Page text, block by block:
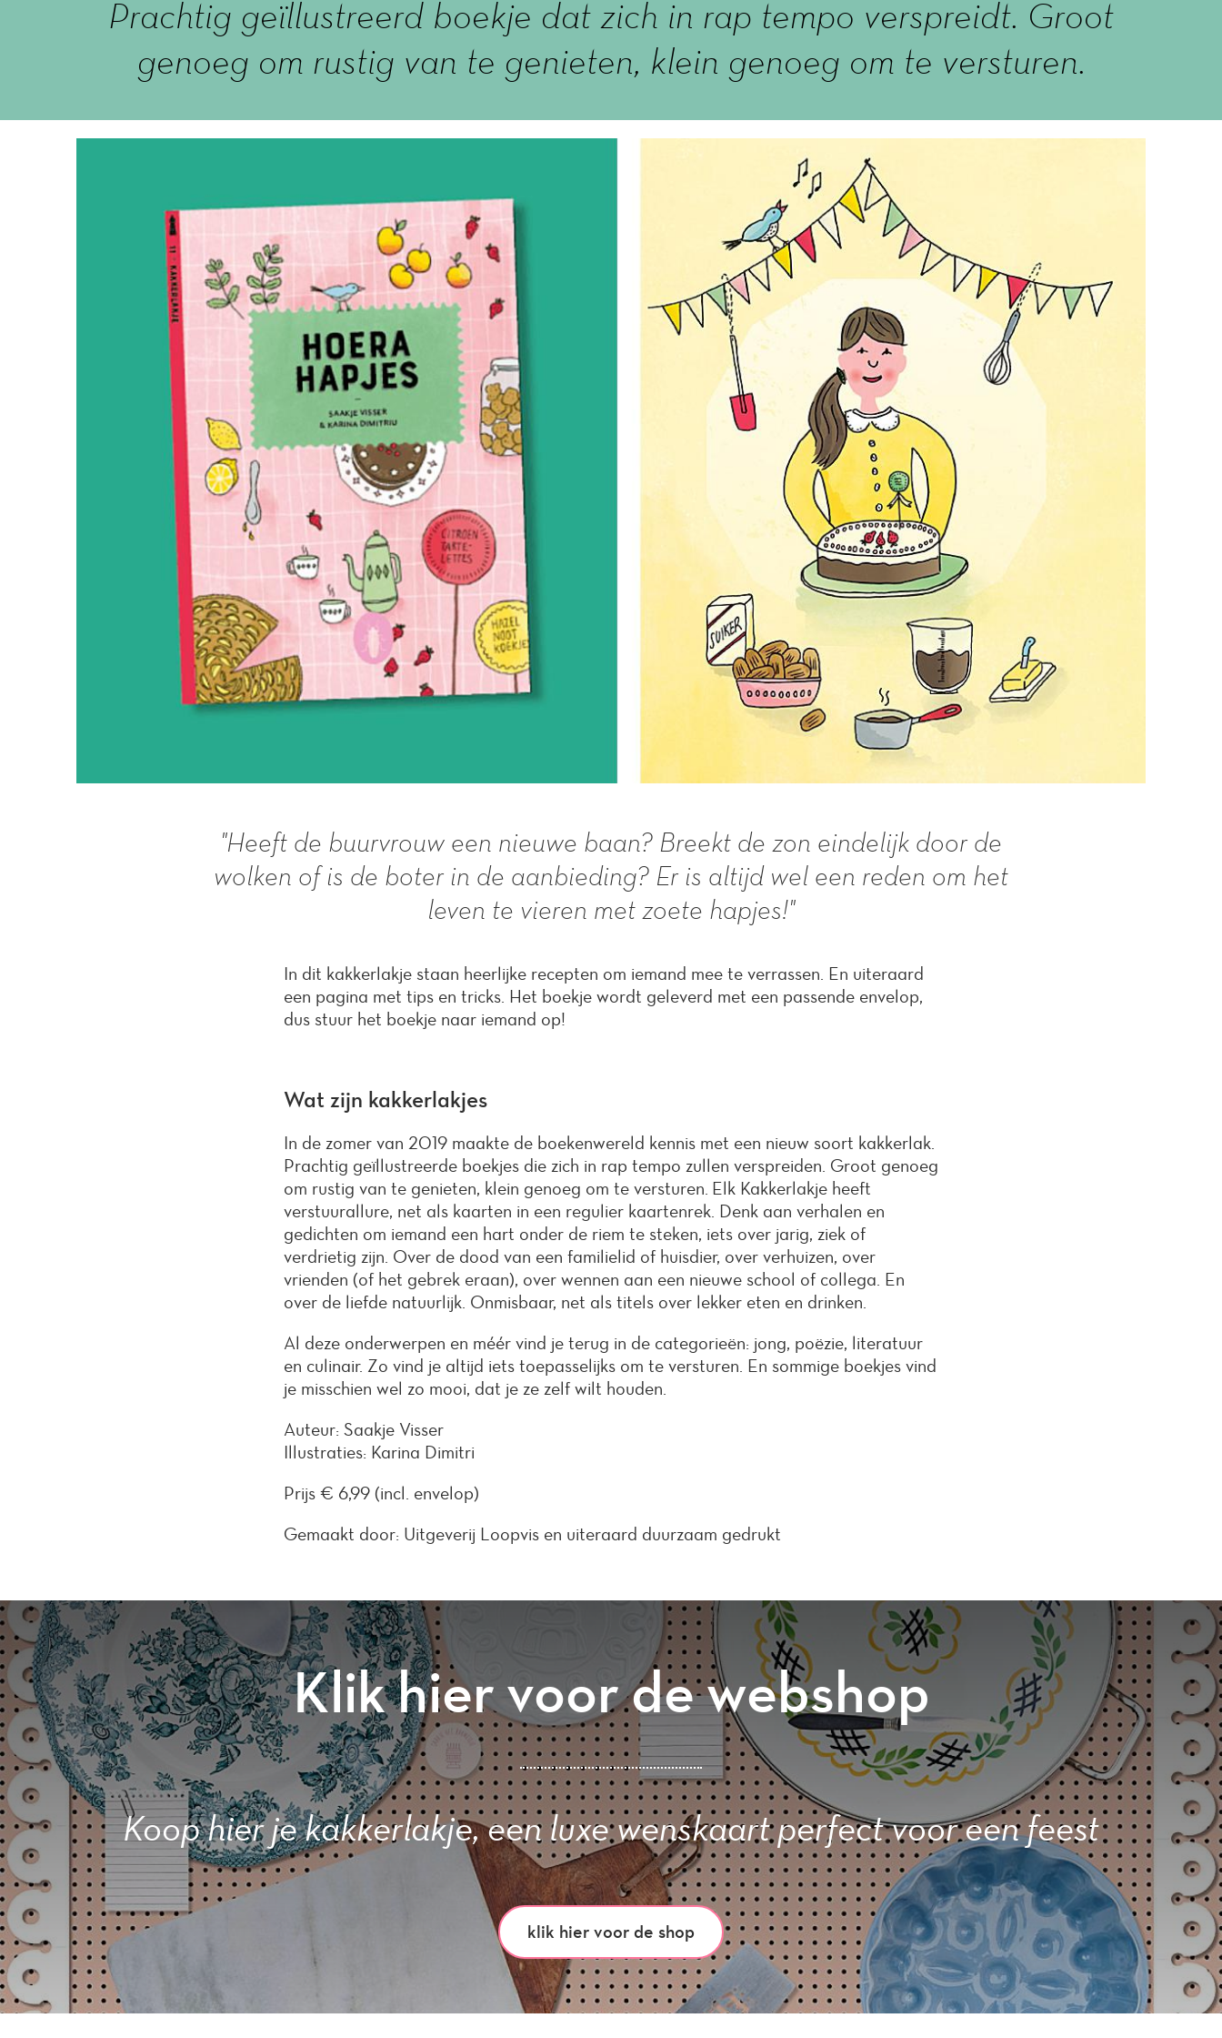
Prachtig geïllustreerd boekje dat zich in rap tempo verspreidt. Groot
genoeg om rustig van te genieten, klein genoeg om te versturen.
"Heeft de buurvrouw een nieuwe baan? Breekt de zon eindelijk door de
wolken of is de boter in de aanbieding? Er is altijd wel een reden om het
leven te vieren met zoete hapjes!"
In dit kakkerlakje staan heerlijke recepten om iemand mee te verrassen. En uiteraard
een pagina met tips en tricks. Het boekje wordt geleverd met een passende envelop,
dus stuur het boekje naar iemand op!
Wat zijn kakkerlakjes
In de zomer van 2019 maakte de boekenwereld kennis met een nieuw soort kakkerlak.
Prachtig geïllustreerde boekjes die zich in rap tempo zullen verspreiden. Groot genoeg
om rustig van te genieten, klein genoeg om te versturen. Elk Kakkerlakje heeft
verstuurallure, net als kaarten in een regulier kaartenrek. Denk aan verhalen en
gedichten om iemand een hart onder de riem te steken, iets over jarig, ziek of
verdrietig zijn. Over de dood van een familielid of huisdier, over verhuizen, over
vrienden (of het gebrek eraan), over wennen aan een nieuwe school of collega. En
over de liefde natuurlijk. Onmisbaar, net als titels over lekker eten en drinken.
Al deze onderwerpen en méér vind je terug in de categorieën: jong, poëzie, literatuur
en culinair. Zo vind je altijd iets toepasselijks om te versturen. En sommige boekjes vind
je misschien wel zo mooi, dat je ze zelf wilt houden.
Auteur: Saakje Visser
Illustraties: Karina Dimitri
Prijs € 6,99 (incl. envelop)
Gemaakt door: Uitgeverij Loopvis en uiteraard duurzaam gedrukt
Klik hier voor de webshop
Koop hier je kakkerlakje, een luxe wenskaart perfect voor een feest
klik hier voor de shop